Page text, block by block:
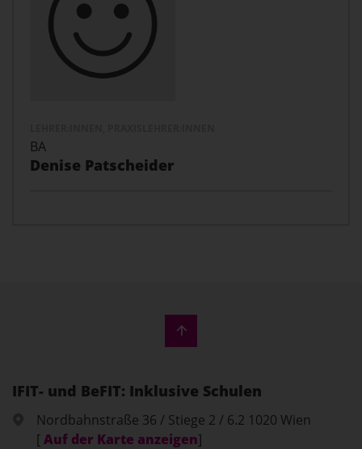
BA
Denise Patscheider
IFIT- und BeFIT: Inklusive Schulen
Nordbahnstraße 36 / Stiege 2 / 6.2 1020 Wien
[Auf der Karte anzeigen]